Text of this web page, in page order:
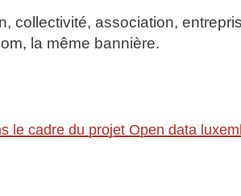
collectivité, association,
la même bannière.
le cadre du projet Open data